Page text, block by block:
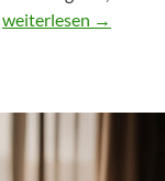
Pegging
weiterlesen →